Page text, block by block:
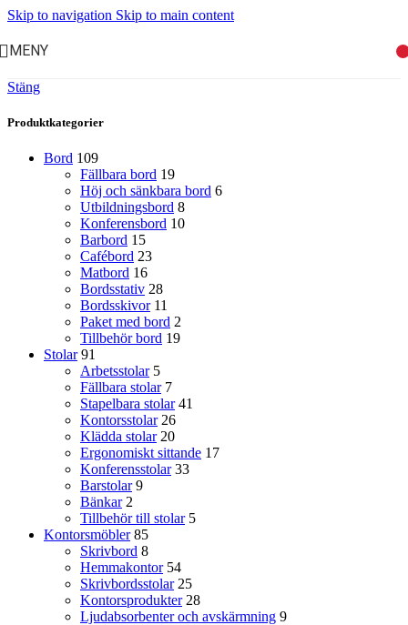
Skip to navigation Skip to main content
MENY
Stäng
Produktkategorier
Bord 109
Fällbara bord 19
Höj och sänkbara bord 6
Utbildningsbord 8
Konferensbord 10
Barbord 15
Cafébord 23
Matbord 16
Bordsstativ 28
Bordsskivor 11
Paket med bord 2
Tillbehör bord 19
Stolar 91
Arbetsstolar 5
Fällbara stolar 7
Stapelbara stolar 41
Kontorsstolar 26
Klädda stolar 20
Ergonomiskt sittande 17
Konferensstolar 33
Barstolar 9
Bänkar 2
Tillbehör till stolar 5
Kontorsmöbler 85
Skrivbord 8
Hemmakontor 54
Skrivbordsstolar 25
Kontorsprodukter 28
Ljudabsorbenter och avskärmning 9